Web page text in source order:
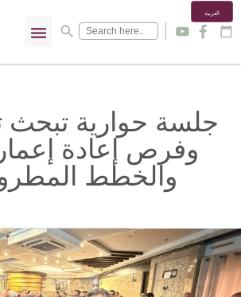
menu search
العربية
y f calendar_today
جلسة حوارية تبحث
وفرص إعادة
والخطط